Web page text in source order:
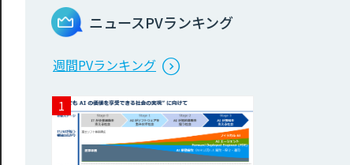
ニュースPVランキング
週間PVランキング